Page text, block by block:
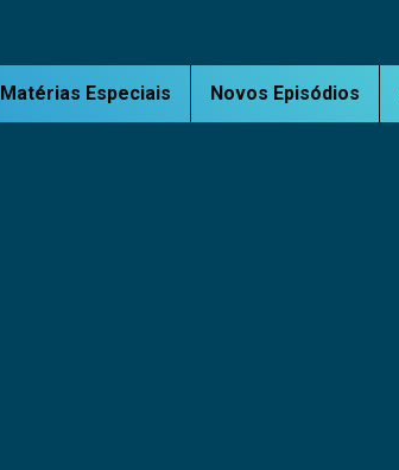
Matérias Especiais Novos Episódios